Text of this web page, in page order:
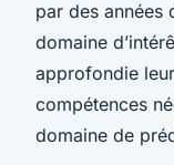
par des années
domaine
approfondie
compétences
domaine de